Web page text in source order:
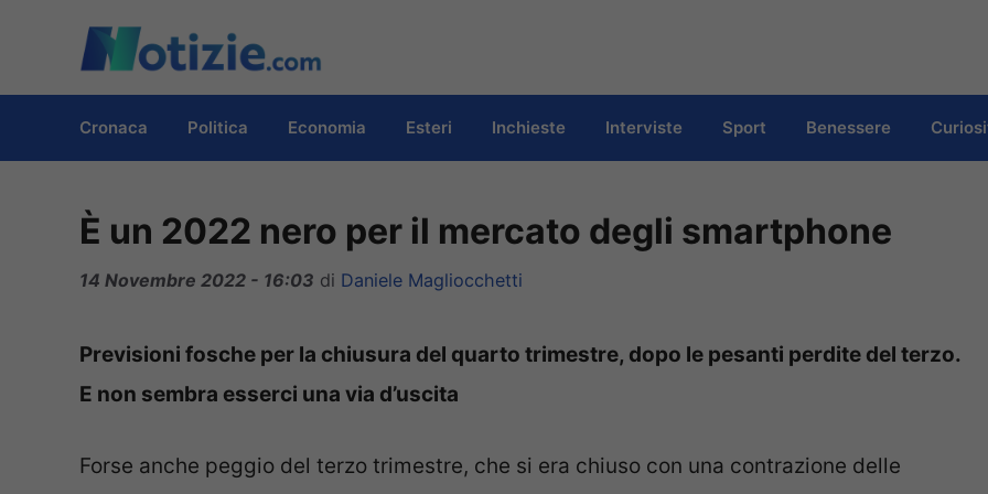
contenuto
Cronaca Politica Economia Esteri Inchieste Interviste Sport Benessere
È un 2022 nero per il mercato degli smartphone
14 Novembre 2022 - 16:03 di Daniele Magliocchetti
Previsioni fosche per la chiusura del quarto trimestre, dopo le pesanti perdite del terzo.
E non sembra esserci una via d’uscita
Forse anche peggio del terzo trimestre, che si era chiuso con una contrazione delle